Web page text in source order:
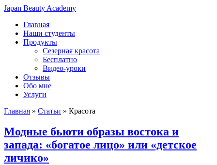
Japan Beauty Academy
Главная
Наши студенты
Продукты
Сезерная красота
Бесплатно
Видео-уроки
Отзывы
Обо мне
Услуги
Главная » Статьи » Красота
Модные бьюти образы востока и
запада: «богатое лицо» или «детское
личико»